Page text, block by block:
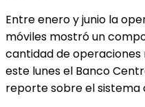
Entre enero y junio la
móviles mostró un
cantidad de
este lunes el Banco
reporte sobre el sistema